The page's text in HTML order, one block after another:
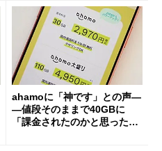
ahamoに「神です」との声―
―値段そのままで40GBに
「課金されたのかと思った」